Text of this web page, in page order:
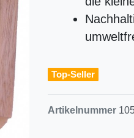
Top-Seller
Artikelnummer